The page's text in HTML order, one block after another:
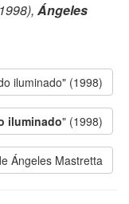
Ángeles
iluminado" (1998)
iluminado" (1998)
Ángeles Mastretta